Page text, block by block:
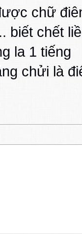
chữ
biết chết
la 1 tiếng
chửi là